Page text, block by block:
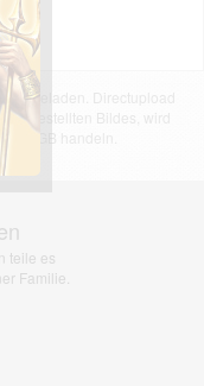
Directupload
Bildes, wird
AGB handeln.
teile es
Familie.